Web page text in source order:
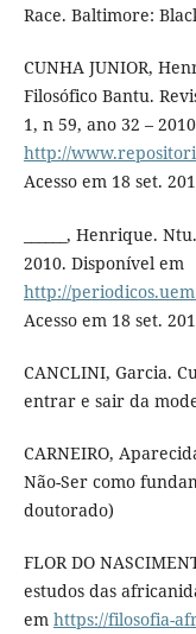
Race. Baltimore:
CUNHA JUNIOR,
Filosófico Bantu.
1, n 59, ano 32 –
http://
Acesso em 18 set.
______, Henrique.
2010. Disponível em
http://
Acesso em 18 set.
CANCLINI, Garcia.
entrar e sair da
CARNEIRO,
Não-Ser como
doutorado)
FLOR DO
estudos das
em https://filosofia-